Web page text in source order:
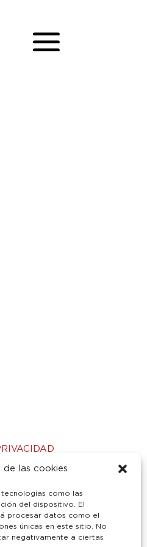
las cookies
como las
del dispositivo. El
procesar datos como el
únicas en este sitio. No
negativamente a ciertas